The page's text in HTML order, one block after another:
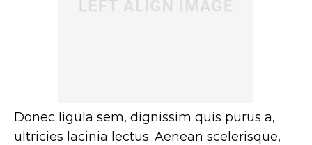
Donec ligula sem, dignissim quis purus a,
ultricies lacinia lectus. Aenean scelerisque,